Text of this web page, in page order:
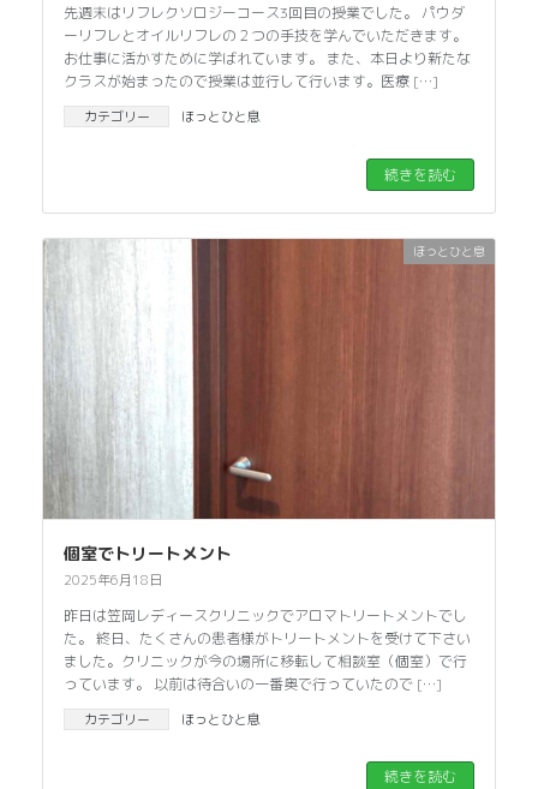
先週末はリフレクソロジーコース3回目の授業でした。 パウダ
ーリフレとオイルリフレの２つの手技を学んでいただきます。
お仕事に活かすために学ばれています。 また、本日より新たな
クラスが始まったので授業は並行して行います。医療 […]
カテゴリー ほっとひと息
続きを読む
ほっとひと息
個室でトリートメント
2025年6月18日
昨日は笠岡レディースクリニックでアロマトリートメントでし
た。 終日、たくさんの患者様がトリートメントを受けて下さい
ました。クリニックが今の場所に移転して相談室（個室）で行
っています。 以前は待合いの一番奥で行っていたので […]
カテゴリー ほっとひと息
続きを読む